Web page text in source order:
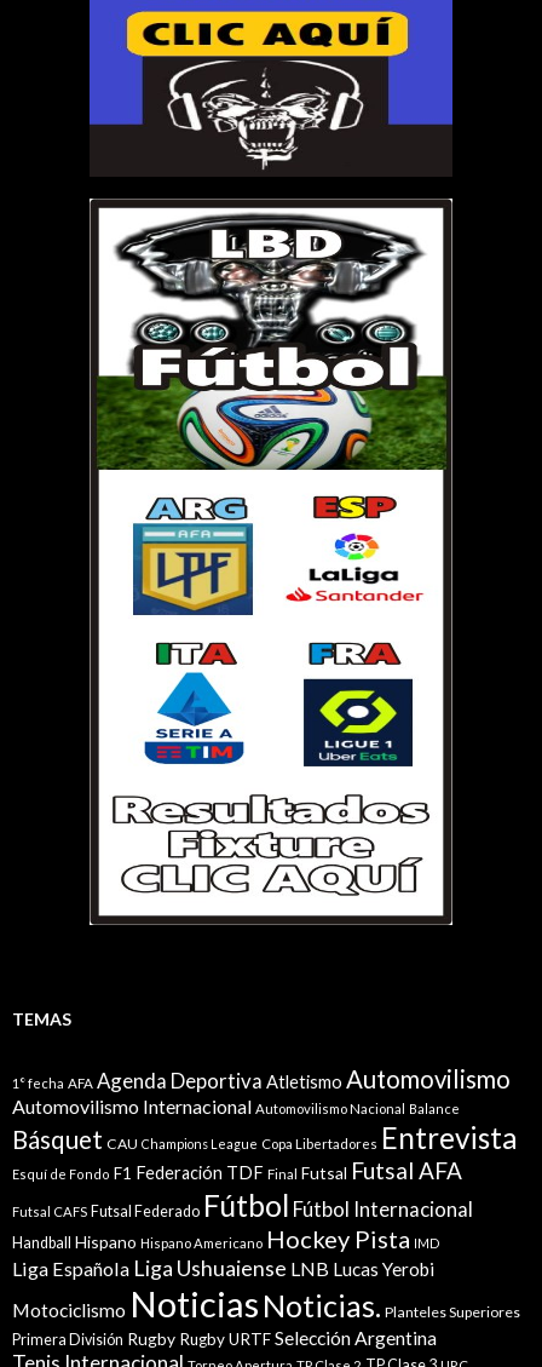
TEMAS
1° fecha AFA Agenda Deportiva Atletismo Automovilismo
Automovilismo Internacional Automovilismo Nacional Balance
Básquet CAU Champions League Copa Libertadores Entrevista
Esquí de Fondo F1 Federación TDF Final Futsal Futsal AFA
Futsal CAFS Futsal Federado Fútbol Fútbol Internacional
Handball Hispano Hispano Americano Hockey Pista IMD
Liga Española Liga Ushuaiense LNB Lucas Yerobi
Motociclismo Noticias Noticias. Planteles Superiores
Primera División Rugby Rugby URTFSelección Argentina